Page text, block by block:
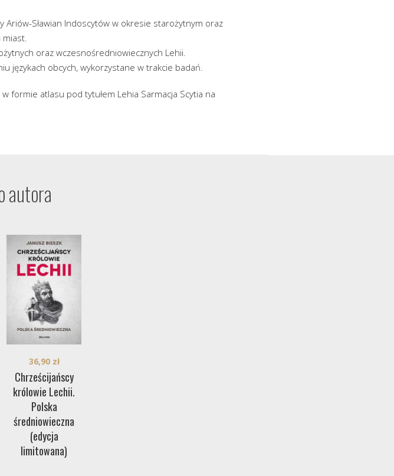
Sławian Indoscytów w okresie starożytnym oraz
oraz wczesnośredniowiecznych Lehii.
językach obcych, wykorzystane w trakcie badań.
formie atlasu pod tytułem Lehia Sarmacja Scytia na
autora
Chrześcijańscy
królowie Lechii.
Polska
średniowieczna
(edycja
limitowana)
36,90 zł